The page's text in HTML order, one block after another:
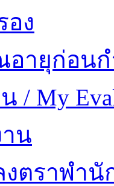
อง
อายุก่อน
/ My
น
งตราพำ